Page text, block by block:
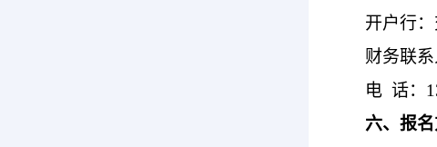
开户行
财务联
电 话：
六、报